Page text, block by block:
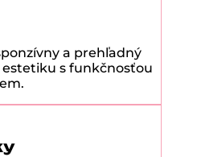
a prehľadný
s funkčnosťou